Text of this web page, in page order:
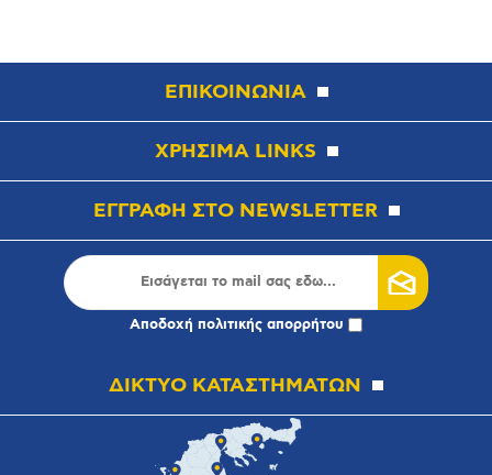
ΕΠΙΚΟΙΝΩΝΙΑ
ΧΡΗΣΙΜΑ LINKS
ΕΓΓΡΑΦΗ ΣΤΟ NEWSLETTER
Αποδοχή πολιτικής απορρήτου
ΔΙΚΤΥΟ ΚΑΤΑΣΤΗΜΑΤΩΝ